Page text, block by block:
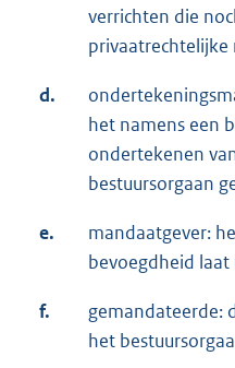
verrichten die
privaatrechtelijke
d.
het namens een
ondertekenen
bestuursorgaan
e.
mandaatgever:
bevoegdheid
f.
gemandateerde:
het